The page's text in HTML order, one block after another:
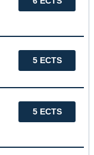
5 ECTS
5 ECTS